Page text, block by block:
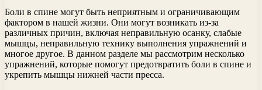
Боли в спине могут быть неприятным и ограничивающим
фактором в нашей жизни. Они могут возникать из-за
различных причин, включая неправильную осанку, слабые
мышцы, неправильную технику выполнения упражнений и
многое другое. В данном разделе мы рассмотрим несколько
упражнений, которые помогут предотвратить боли в спине и
укрепить мышцы нижней части пресса.